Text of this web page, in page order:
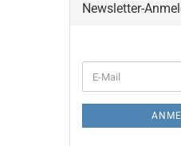
Newsletter-
ZUR
E-
Mail